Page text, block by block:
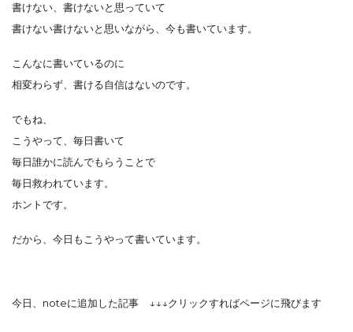
書けない、書けないと思っていて
書けない書けないと思いながら、今も書いています。
こんなに書いているのに
相変わらず、書ける自信はないのです。
でもね、
こうやって、毎日書いて
毎日誰かに読んでもらうことで
毎日救われています。
ホントです。
だから、今日もこうやって書いています。
今日、noteに追加した記事 ↓↓↓クリックすればページに飛びます